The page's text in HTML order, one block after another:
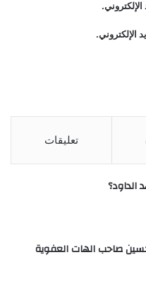
الإلكتروني.
تعليقات
صاحب الهات العفوية